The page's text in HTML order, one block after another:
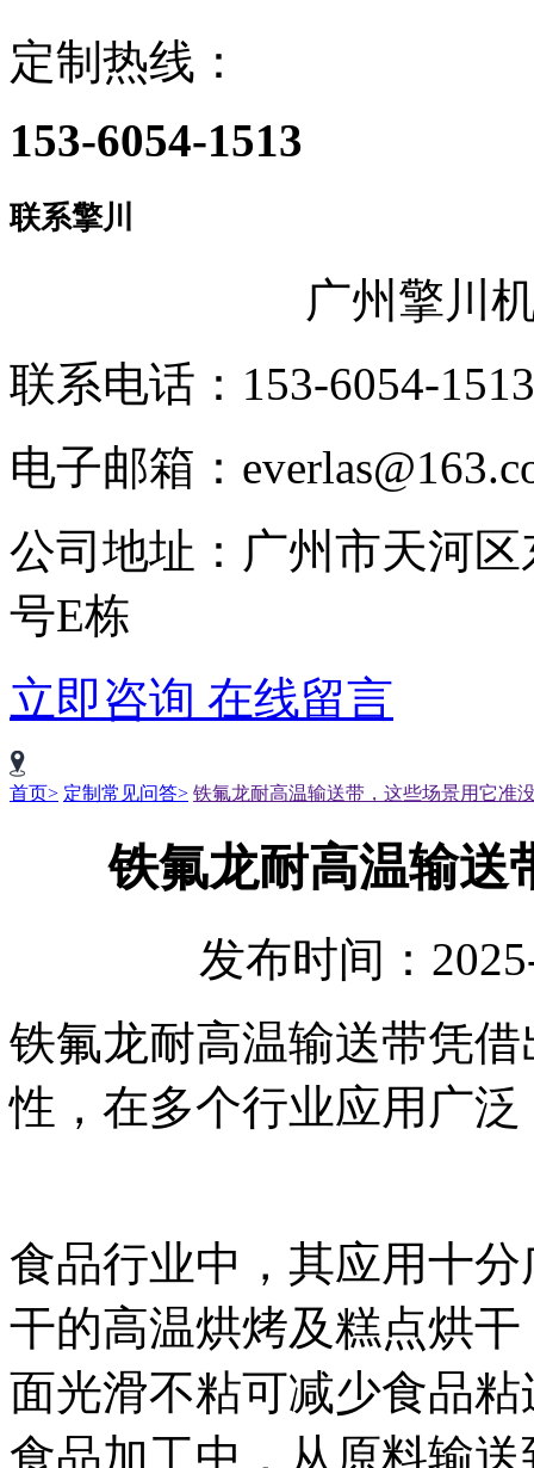
定制热线：
153-6054-1513
联系擎川
广州擎川
联系电话：153-6054-1513
电子邮箱：
公司地址：广州市天河
号E栋
立即咨询 在线留言
首页> 定制常见问答> 铁氟龙耐高温输送带，这些场景用它准
铁氟龙耐高温输送
发布时间：
铁氟龙耐高温输送带凭
性，在多个行业应用广
食品行业中，其应用十
干的高温烘烤及糕点烘
面光滑不粘可减少食品
食品加工中，从原料输